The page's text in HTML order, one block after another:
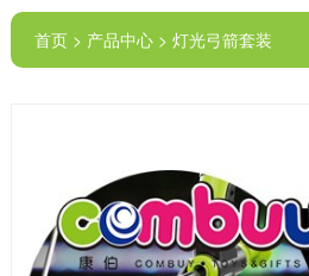
首页 > 产品中心 > 灯光弓箭套装